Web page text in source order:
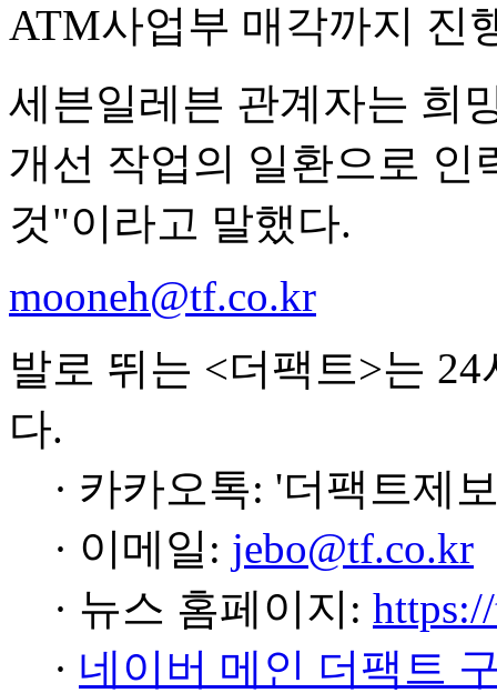
ATM사업부 매각까지 진
세븐일레븐 관계자는 희
개선 작업의 일환으로 인
것"이라고 말했다.
mooneh@tf.co.kr
발로 뛰는 <더팩트>는
다.
· 카카오톡: '더팩트제
· 이메일: jebo@tf.co.kr
· 뉴스 홈페이지:
· 네이버 메인 더팩트